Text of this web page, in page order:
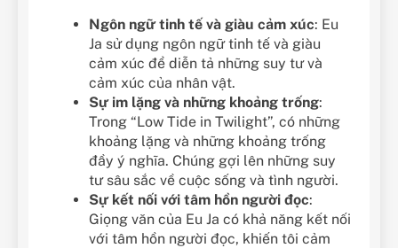
Ngôn ngữ tinh tế và giàu cảm xúc: Eu
Ja sử dụng ngôn ngữ tinh tế và giàu
cảm xúc để diễn tả những suy tư và
cảm xúc của nhân vật.
Sự im lặng và những khoảng trống:
Trong “Low Tide in Twilight”, có những
khoảng lặng và những khoảng trống
đầy ý nghĩa. Chúng gợi lên những suy
tư sâu sắc về cuộc sống và tình người.
Sự kết nối với tâm hồn người đọc:
Giọng văn của Eu Ja có khả năng kết nối
với tâm hồn người đọc, khiến tôi cảm